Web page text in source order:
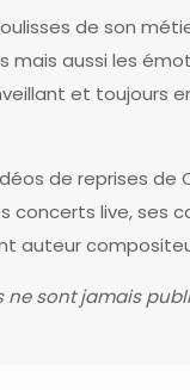
de son
aussi les
et toujours
de reprises de
concerts live, ses
auteur
ne sont jamais